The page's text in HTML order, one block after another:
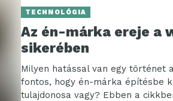
TECHNOLÓGIA
Az én-márka ereje a
sikerében
Milyen hatással van egy történet
fontos, hogy én-márka építésbe
tulajdonosa vagy? Ebben a